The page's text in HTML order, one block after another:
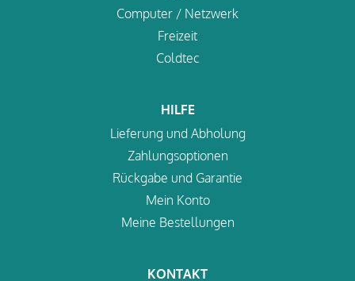
Computer / Netzwerk
Freizeit
Coldtec
HILFE
Lieferung und Abholung
Zahlungsoptionen
Rückgabe und Garantie
Mein Konto
Meine Bestellungen
KONTAKT